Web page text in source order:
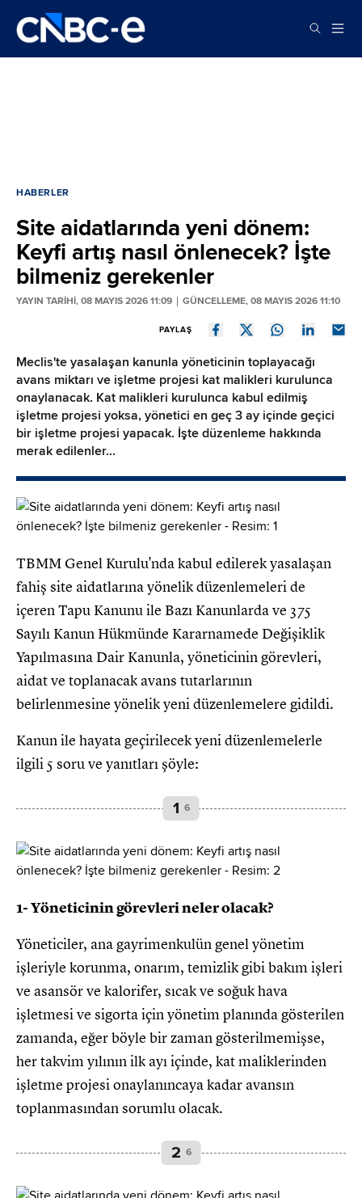
HABERLER
Site aidatlarında yeni dönem:
Keyfi artış nasıl önlenecek? İşte
bilmeniz gerekenler
YAYIN TARİHİ, 08 MAYIS 2026 11:09 GÜNCELLEME, 08 MAYIS 2026 11:10
PAYLAŞ
Meclis'te yasalaşan kanunla yöneticinin toplayacağı
avans miktarı ve işletme projesi kat malikleri kurulunca
onaylanacak. Kat malikleri kurulunca kabul edilmiş
işletme projesi yoksa, yönetici en geç 3 ay içinde geçici
bir işletme projesi yapacak. İşte düzenleme hakkında
merak edilenler...
TBMM Genel Kurulu'nda kabul edilerek yasalaşan
fahiş site aidatlarına yönelik düzenlemeleri de
içeren Tapu Kanunu ile Bazı Kanunlarda ve 375
Sayılı Kanun Hükmünde Kararnamede Değişiklik
Yapılmasına Dair Kanunla, yöneticinin görevleri,
aidat ve toplanacak avans tutarlarının
belirlenmesine yönelik yeni düzenlemelere gidildi.
Kanun ile hayata geçirilecek yeni düzenlemelerle
ilgili 5 soru ve yanıtları şöyle:
1 6
1- Yöneticinin görevleri neler olacak?
Yöneticiler, ana gayrimenkulün genel yönetim
işleriyle korunma, onarım, temizlik gibi bakım işleri
ve asansör ve kalorifer, sıcak ve soğuk hava
işletmesi ve sigorta için yönetim planında gösterilen
zamanda, eğer böyle bir zaman gösterilmemişse,
her takvim yılının ilk ayı içinde, kat maliklerinden
işletme projesi onaylanıncaya kadar avansın
toplanmasından sorumlu olacak.
2 6